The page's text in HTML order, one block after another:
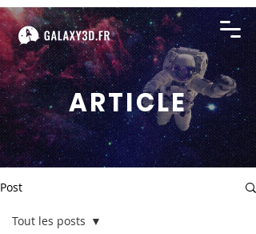
ARTICLE
Post
Tout les posts